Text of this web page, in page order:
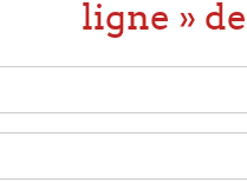
ligne »